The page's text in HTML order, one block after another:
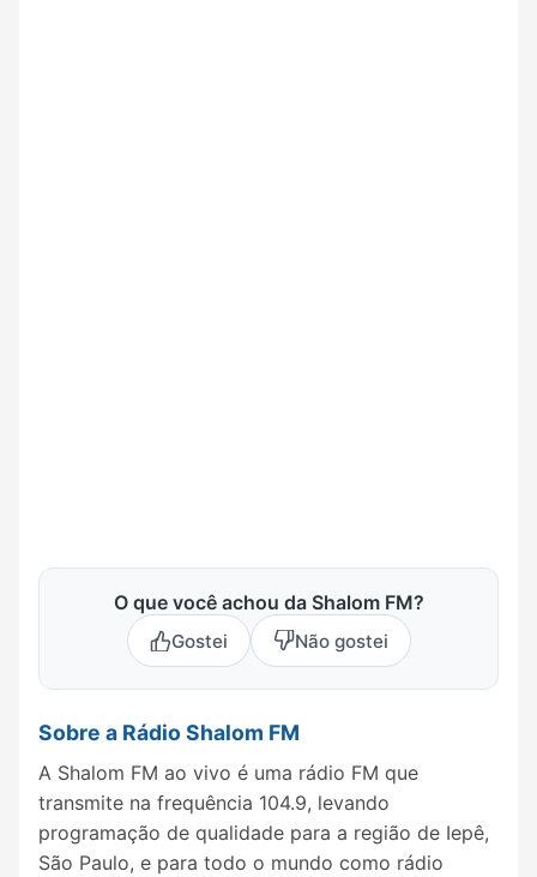
O que você achou da Shalom FM?
Gostei Não gostei
Sobre a Rádio Shalom FM
A Shalom FM ao vivo é uma rádio FM que
transmite na frequência 104.9, levando
programação de qualidade para a região de Iepê,
São Paulo, e para todo o mundo como rádio